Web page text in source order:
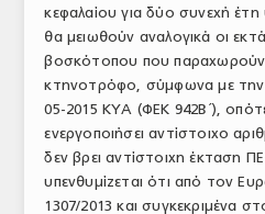
κεφαλαίου για δύο συνεχή έτη
θα μειωθούν αναλογικά οι
βοσκότοπου που
κτηνοτρόφο, σύμφωνα με την
05-2015 ΚΥΑ (ΦΕΚ 942Β΄),
ενεργοποιήσει αντίστοιχο
δεν βρει αντίστοιχη έκταση
υπενθυμίζεται ότι από τον
1307/2013 και συγκεκριμένα